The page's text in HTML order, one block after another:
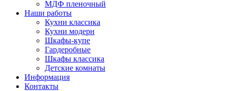
МДФ пленочный
Наши работы
Кухни классика
Кухни модерн
Шкафы-купе
Гардеробные
Шкафы классика
Детские комнаты
Информация
Контакты